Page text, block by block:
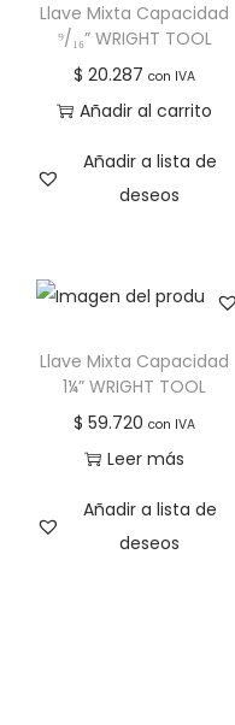
Llave Mixta Capacidad
⁹/₁₆” WRIGHT TOOL
$ 20.287 con IVA
Añadir al carrito
Añadir a lista de
deseos
Llave Mixta Capacidad
1¼” WRIGHT TOOL
$ 59.720 con IVA
Leer más
Añadir a lista de
deseos